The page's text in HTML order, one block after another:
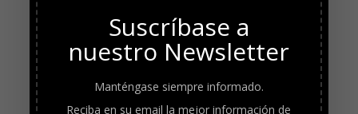
Suscríbase a
nuestro Newsletter
Manténgase siempre informado.
Reciba en su email la mejor información de